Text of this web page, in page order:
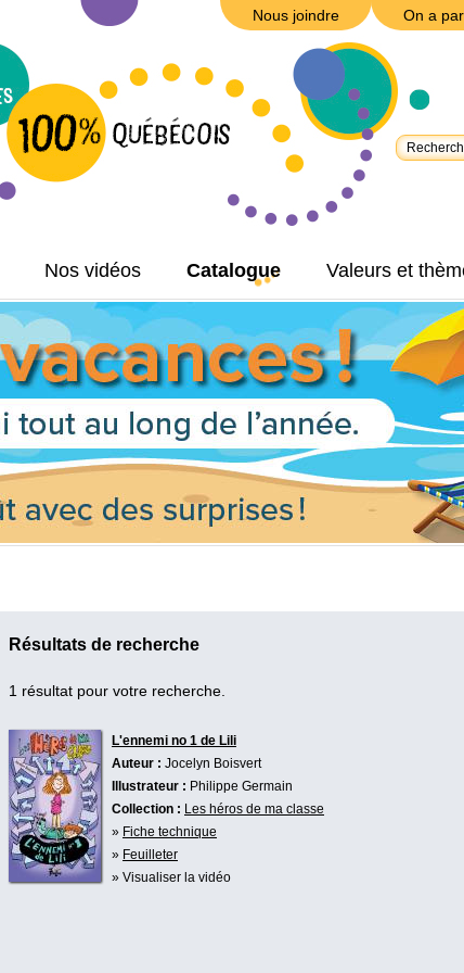
Nous joindre On a
Nos vidéos Catalogue Valeurs et
Résultats de recherche
1 résultat pour votre recherche.
L'ennemi no 1 de Lili
Auteur : Jocelyn Boisvert
Illustrateur : Philippe Germain
Collection : Les héros de ma classe
» Fiche technique
» Feuilleter
» Visualiser la vidéo